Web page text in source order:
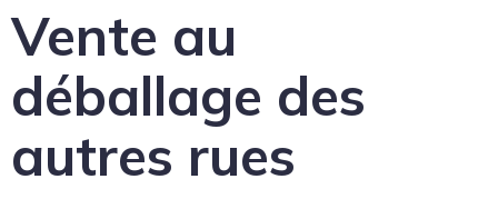
Vente au
déballage des
autres rues